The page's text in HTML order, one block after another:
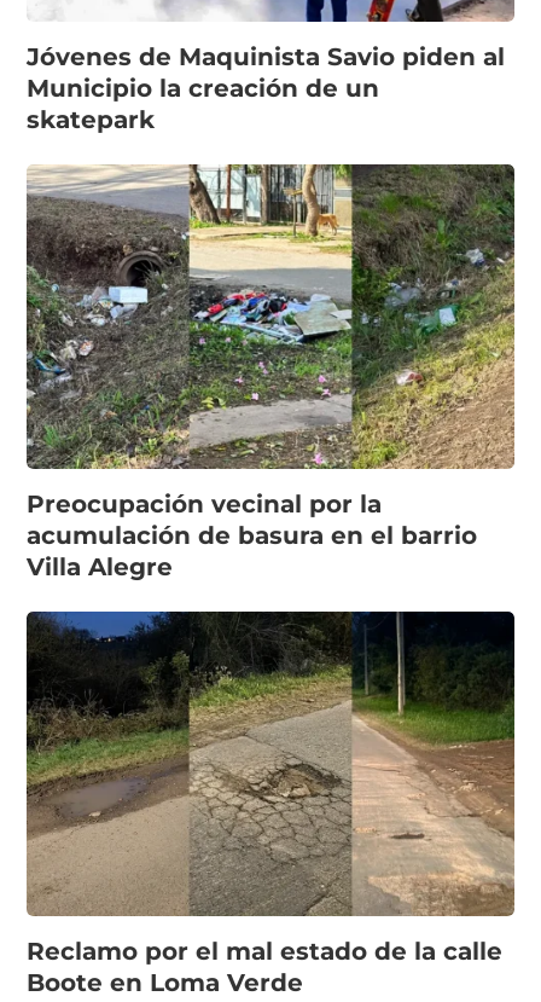
Jóvenes de Maquinista Savio piden al
Municipio la creación de un
skatepark
Preocupación vecinal por la
acumulación de basura en el barrio
Villa Alegre
Reclamo por el mal estado de la calle
Boote en Loma Verde